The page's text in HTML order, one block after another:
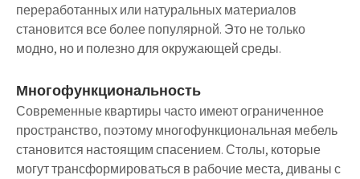
переработанных или натуральных материалов
становится все более популярной. Это не только
модно, но и полезно для окружающей среды.
Многофункциональность
Современные квартиры часто имеют ограниченное
пространство, поэтому многофункциональная мебель
становится настоящим спасением. Столы, которые
могут трансформироваться в рабочие места, диваны с